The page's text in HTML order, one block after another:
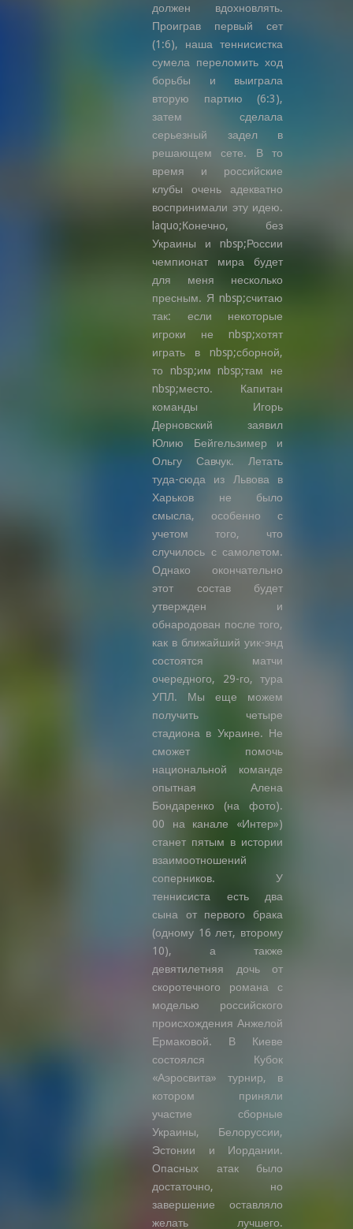
должен вдохновлять.
Проиграв первый сет
(1:6), наша теннисистка
сумела переломить ход
борьбы и выиграла
вторую партию (6:3),
затем сделала
серьезный задел в
решающем сете. В то
время и российские
клубы очень адекватно
воспринимали эту идею.
laquo;Конечно, без
Украины и nbsp;России
чемпионат мира будет
для меня несколько
пресным. Я nbsp;считаю
так: если некоторые
игроки не nbsp;хотят
играть в nbsp;сборной,
то nbsp;им nbsp;там не
nbsp;место. Капитан
команды Игорь
Дерновский заявил
Юлию Бейгельзимер и
Ольгу Савчук. Летать
туда-сюда из Львова в
Харьков не было
смысла, особенно с
учетом того, что
случилось с самолетом.
Однако окончательно
этот состав будет
утвержден и
обнародован после того,
как в ближайший уик-энд
состоятся матчи
очередного, 29-го, тура
УПЛ. Мы еще можем
получить четыре
стадиона в Украине. Не
сможет помочь
национальной команде
опытная Алена
Бондаренко (на фото).
00 на канале «Интер»)
станет пятым в истории
взаимоотношений
соперников. У
теннисиста есть два
сына от первого брака
(одному 16 лет, второму
10), а также
девятилетняя дочь от
скоротечного романа с
моделью российского
происхождения Анжелой
Ермаковой. В Киеве
состоялся Кубок
«Аэросвита» турнир, в
котором приняли
участие сборные
Украины, Белоруссии,
Эстонии и Иордании.
Опасных атак было
достаточно, но
завершение оставляло
желать лучшего.